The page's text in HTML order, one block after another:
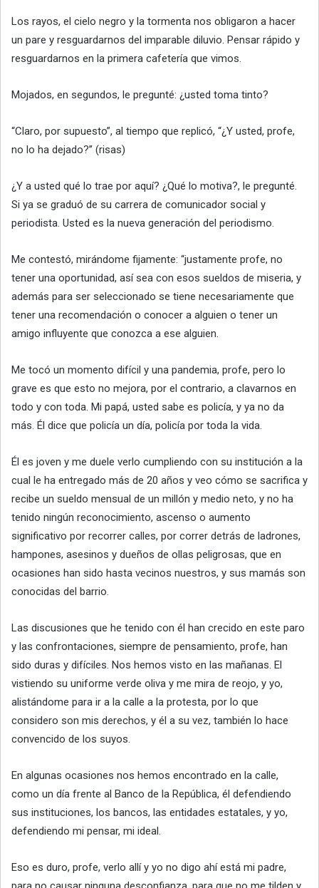
Los rayos, el cielo negro y la tormenta nos obligaron a hacer
un pare y resguardarnos del imparable diluvio. Pensar rápido y
resguardarnos en la primera cafetería que vimos.
Mojados, en segundos, le pregunté: ¿usted toma tinto?
“Claro, por supuesto”, al tiempo que replicó, “¿Y usted, profe,
no lo ha dejado?” (risas)
¿Y a usted qué lo trae por aquí? ¿Qué lo motiva?, le pregunté.
Si ya se graduó de su carrera de comunicador social y
periodista. Usted es la nueva generación del periodismo.
Me contestó, mirándome fijamente: “justamente profe, no
tener una oportunidad, así sea con esos sueldos de miseria, y
además para ser seleccionado se tiene necesariamente que
tener una recomendación o conocer a alguien o tener un
amigo influyente que conozca a ese alguien.
Me tocó un momento difícil y una pandemia, profe, pero lo
grave es que esto no mejora, por el contrario, a clavarnos en
todo y con toda. Mi papá, usted sabe es policía, y ya no da
más. Él dice que policía un día, policía por toda la vida.
Él es joven y me duele verlo cumpliendo con su institución a la
cual le ha entregado más de 20 años y veo cómo se sacrifica y
recibe un sueldo mensual de un millón y medio neto, y no ha
tenido ningún reconocimiento, ascenso o aumento
significativo por recorrer calles, por correr detrás de ladrones,
hampones, asesinos y dueños de ollas peligrosas, que en
ocasiones han sido hasta vecinos nuestros, y sus mamás son
conocidas del barrio.
Las discusiones que he tenido con él han crecido en este paro
y las confrontaciones, siempre de pensamiento, profe, han
sido duras y difíciles. Nos hemos visto en las mañanas. El
vistiendo su uniforme verde oliva y me mira de reojo, y yo,
alistándome para ir a la calle a la protesta, por lo que
considero son mis derechos, y él a su vez, también lo hace
convencido de los suyos.
En algunas ocasiones nos hemos encontrado en la calle,
como un día frente al Banco de la República, él defendiendo
sus instituciones, los bancos, las entidades estatales, y yo,
defendiendo mi pensar, mi ideal.
Eso es duro, profe, verlo allí y yo no digo ahí está mi padre,